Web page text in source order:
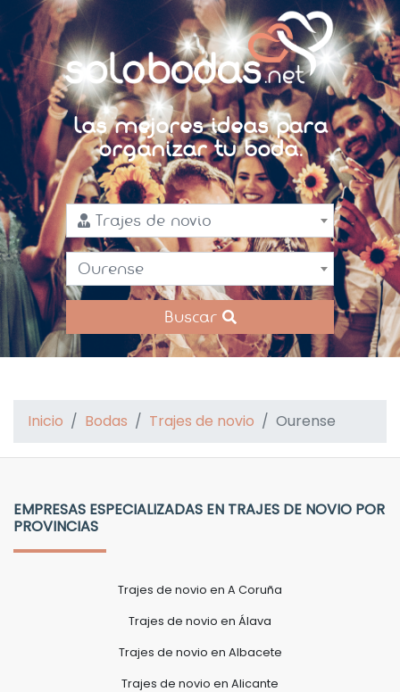
Las mejores ideas para
organizar tu boda.
Trajes de novio
Ourense
Buscar
Inicio Bodas Trajes de novio Ourense
EMPRESAS ESPECIALIZADAS EN TRAJES DE NOVIO POR
PROVINCIAS
Trajes de novio en A Coruña
Trajes de novio en Álava
Trajes de novio en Albacete
Trajes de novio en Alicante